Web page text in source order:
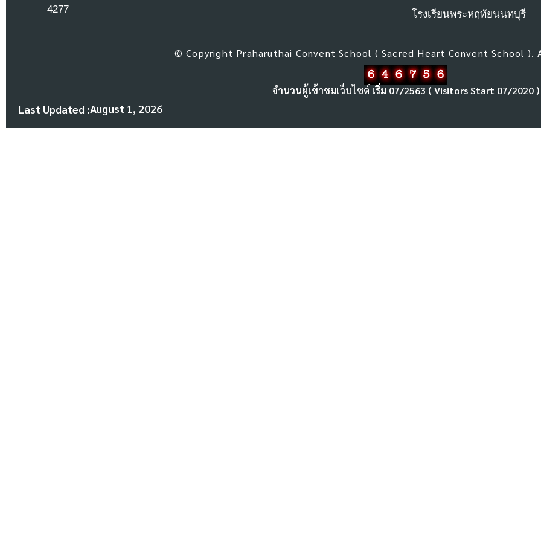
4277
โรงเรียนพระหฤทัยนนทบุรี
© Copyright Praharuthai Convent School ( Sacred Heart Convent School ).
จำนวนผู้เข้าชมเว็บไซต์ เริ่ม 07/2563 ( Visitors Start 07/2020 )
Last Updated :August 1, 2026